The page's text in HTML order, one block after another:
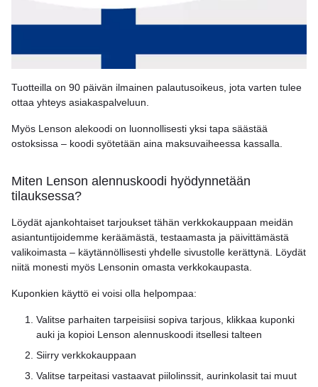
Tuotteilla on 90 päivän ilmainen palautusoikeus, jota varten tulee
ottaa yhteys asiakaspalveluun.
Myös Lenson alekoodi on luonnollisesti yksi tapa säästää
ostoksissa – koodi syötetään aina maksuvaiheessa kassalla.
Miten Lenson alennuskoodi hyödynnetään
tilauksessa?
Löydät ajankohtaiset tarjoukset tähän verkkokauppaan meidän
asiantuntijoidemme keräämästä, testaamasta ja päivittämästä
valikoimasta – käytännöllisesti yhdelle sivustolle kerättynä. Löydät
niitä monesti myös Lensonin omasta verkkokaupasta.
Kuponkien käyttö ei voisi olla helpompaa:
Valitse parhaiten tarpeisiisi sopiva tarjous, klikkaa kuponki
auki ja kopioi Lenson alennuskoodi itsellesi talteen
Siirry verkkokauppaan
Valitse tarpeitasi vastaavat piilolinssit, aurinkolasit tai muut